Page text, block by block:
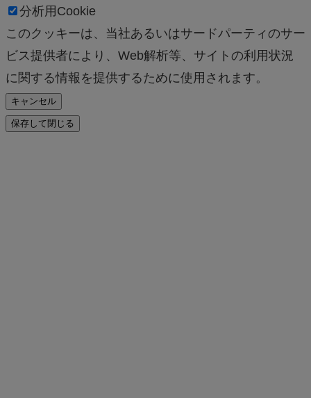
分析用Cookie
このクッキーは、当社あるいはサードパーティのサー
ビス提供者により、Web解析等、サイトの利用状況
に関する情報を提供するために使用されます。
キャンセル
保存して閉じる